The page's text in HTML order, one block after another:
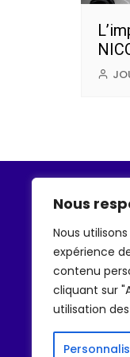
Nous
Nous
expérience
contenu
cliquant sur
utilisation
À